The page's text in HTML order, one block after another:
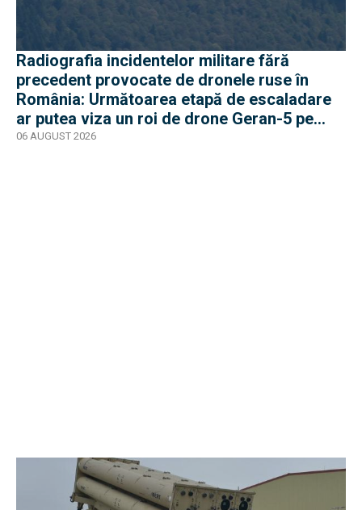
Radiografia incidentelor militare fără
precedent provocate de dronele ruse în
România: Următoarea etapă de escaladare
ar putea viza un roi de drone Geran-5 pe
direcția Galați-Reni
06 AUGUST 2026